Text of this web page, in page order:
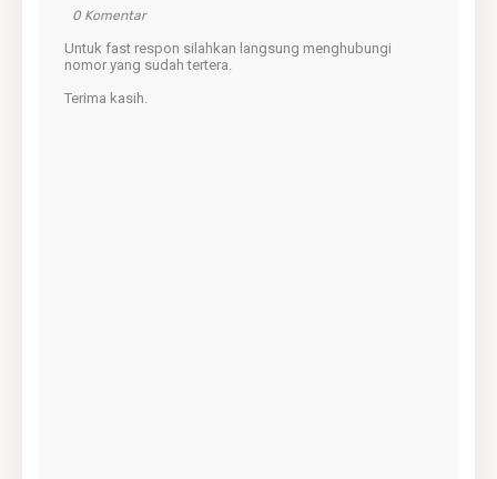
0 Komentar
Untuk fast respon silahkan langsung menghubungi
nomor yang sudah tertera.
Terima kasih.